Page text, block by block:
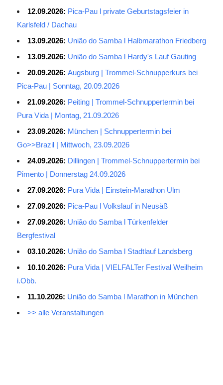
12.09.2026: Pica-Pau l private Geburtstagsfeier in
Karlsfeld / Dachau
13.09.2026: União do Samba l Halbmarathon Friedberg
13.09.2026: União do Samba l Hardy's Lauf Gauting
20.09.2026: Augsburg | Trommel-Schnupperkurs bei
Pica-Pau | Sonntag, 20.09.2026
21.09.2026: Peiting | Trommel-Schnuppertermin bei
Pura Vida | Montag, 21.09.2026
23.09.2026: München | Schnuppertermin bei
Go>>Brazil | Mittwoch, 23.09.2026
24.09.2026: Dillingen | Trommel-Schnuppertermin bei
Pimento | Donnerstag 24.09.2026
27.09.2026: Pura Vida | Einstein-Marathon Ulm
27.09.2026: Pica-Pau l Volkslauf in Neusäß
27.09.2026: União do Samba l Türkenfelder
Bergfestival
03.10.2026: União do Samba l Stadtlauf Landsberg
10.10.2026: Pura Vida | VIELFALTer Festival Weilheim
i.Obb.
11.10.2026: União do Samba l Marathon in München
>> alle Veranstaltungen